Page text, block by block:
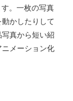
。一枚の写真
かしたりして
真から短い紹
メーション化